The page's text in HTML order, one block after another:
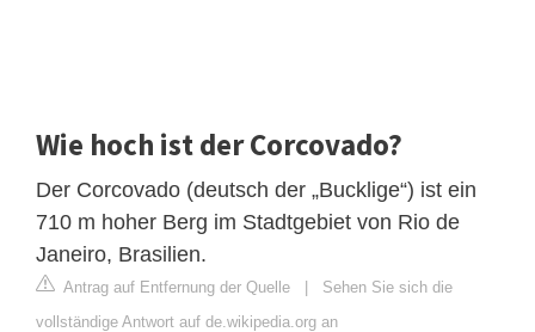
Wie hoch ist der Corcovado?
Der Corcovado (deutsch der „Bucklige“) ist ein
710 m hoher Berg im Stadtgebiet von Rio de
Janeiro, Brasilien.
Antrag auf Entfernung der Quelle | Sehen Sie sich die
vollständige Antwort auf de.wikipedia.org an